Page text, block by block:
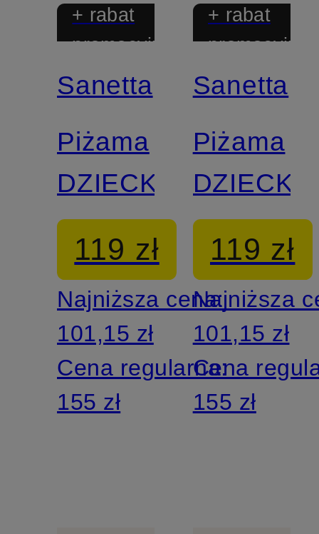
+ rabat
promocyjny
Sanetta
Piżama
DZIECKO
119 zł
Najniższa cena:
101,15 zł
Cena regularna:
155 zł
+ rabat
promocyjny
Sanetta
Piżama
DZIECKO
119 zł
Najniższa
101,15 zł
Cena
155 zł